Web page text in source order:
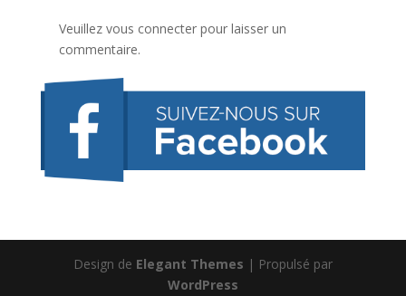
Veuillez vous connecter pour laisser un
commentaire.
Design de Elegant Themes | Propulsé par
WordPress